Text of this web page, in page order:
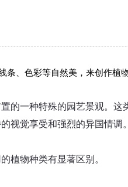
、色彩等自然美，来创作植
的一种特殊的园艺景观。
视觉享受和强烈的异国情调。
植物种类有显著区别。